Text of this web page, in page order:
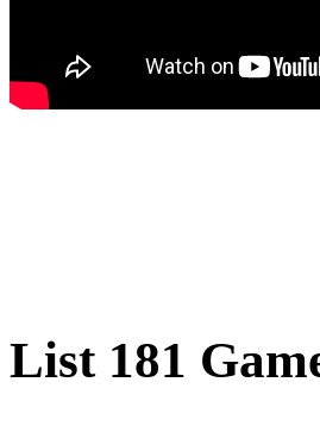
List 181